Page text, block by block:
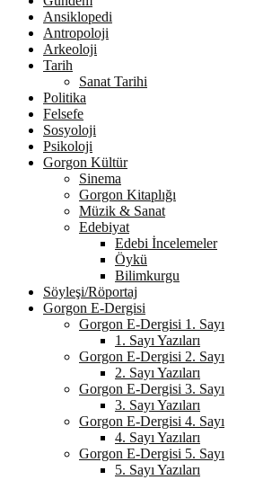
Ansiklopedi
Antropoloji
Arkeoloji
Tarih
Sanat Tarihi
Politika
Felsefe
Sosyoloji
Psikoloji
Gorgon Kültür
Sinema
Gorgon Kitaplığı
Müzik & Sanat
Edebiyat
Edebi İncelemeler
Öykü
Bilimkurgu
Söyleşi/Röportaj
Gorgon E-Dergisi
Gorgon E-Dergisi 1. Sayı
1. Sayı Yazıları
Gorgon E-Dergisi 2. Sayı
2. Sayı Yazıları
Gorgon E-Dergisi 3. Sayı
3. Sayı Yazıları
Gorgon E-Dergisi 4. Sayı
4. Sayı Yazıları
Gorgon E-Dergisi 5. Sayı
5. Sayı Yazıları